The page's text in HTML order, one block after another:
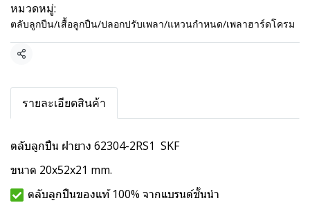
หมวดหมู่:
ตลับลูกปืน/เสื้อลูกปืน/ปลอกปรับเพลา/แหวนกำหนด/เพลาฮาร์ดโครม
แชร์
รายละเอียดสินค้า
ตลับลูกปืน ฝายาง 62304-2RS1 SKF
ขนาด 20x52x21 mm.
ตลับลูกปืนของแท้ 100% จากแบรนด์ชั้นนำ